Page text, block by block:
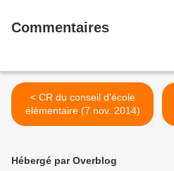
Commentaires
< CR du conseil d'école
élémentaire (7 nov. 2014)
Hébergé par Overblog